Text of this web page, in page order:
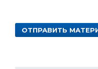
ОТПРАВИТЬ